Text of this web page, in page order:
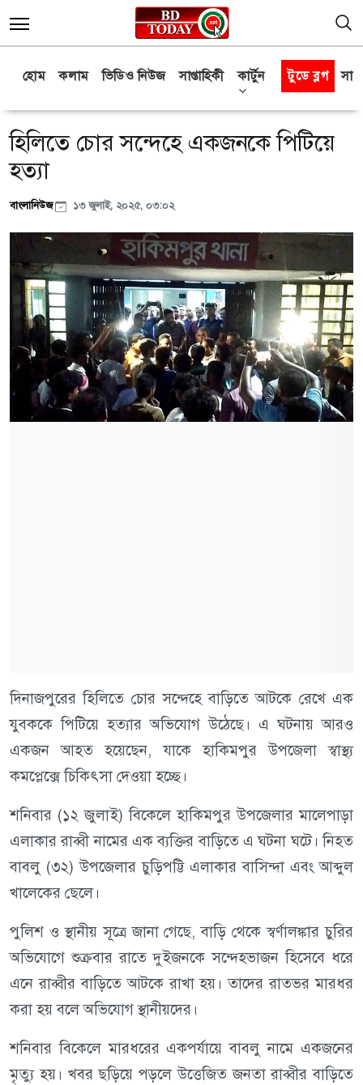
হোম কলাম ভিডিও নিউজ সাপ্তাহিকী কার্টুন টুডে ব্লগ
হিলিতে চোর সন্দেহে একজনকে পিটিয়ে
হত্যা
বাংলানিউজ ১৩ জুলাই, ২০২৫, ০৩:০২
দিনাজপুরের হিলিতে চোর সন্দেহে বাড়িতে আটকে রেখে এক
যুবককে পিটিয়ে হত্যার অভিযোগ উঠেছে। এ ঘটনায় আরও
একজন আহত হয়েছেন, যাকে হাকিমপুর উপজেলা স্বাস্থ্য
কমপ্লেক্সে চিকিৎসা দেওয়া হচ্ছে।
শনিবার (১২ জুলাই) বিকেলে হাকিমপুর উপজেলার মালেপাড়া
এলাকার রাব্বী নামের এক ব্যক্তির বাড়িতে এ ঘটনা ঘটে। নিহত
বাবলু (৩২) উপজেলার চুড়িপট্টি এলাকার বাসিন্দা এবং আব্দুল
খালেকের ছেলে।
পুলিশ ও স্থানীয় সূত্রে জানা গেছে, বাড়ি থেকে স্বর্ণালঙ্কার চুরির
অভিযোগে শুক্রবার রাতে দুইজনকে সন্দেহভাজন হিসেবে ধরে
এনে রাব্বীর বাড়িতে আটকে রাখা হয়। তাদের রাতভর মারধর
করা হয় বলে অভিযোগ স্থানীয়দের।
শনিবার বিকেলে মারধরের একপর্যায়ে বাবলু নামে একজনের
মৃত্যু হয়। খবর ছড়িয়ে পড়লে উত্তেজিত জনতা রাব্বীর বাড়িতে